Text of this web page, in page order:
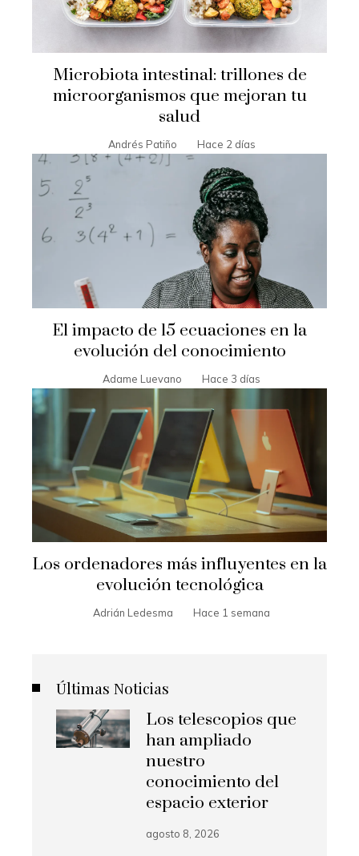
Microbiota intestinal: trillones de
microorganismos que mejoran tu
salud
Andrés Patiño Hace 2 días
El impacto de 15 ecuaciones en la
evolución del conocimiento
Adame Luevano Hace 3 días
Los ordenadores más influyentes en la
evolución tecnológica
Adrián Ledesma Hace 1 semana
Últimas Noticias
Los telescopios que
han ampliado
nuestro
conocimiento del
espacio exterior
agosto 8, 2026